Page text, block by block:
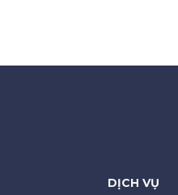
DỊCH VỤ